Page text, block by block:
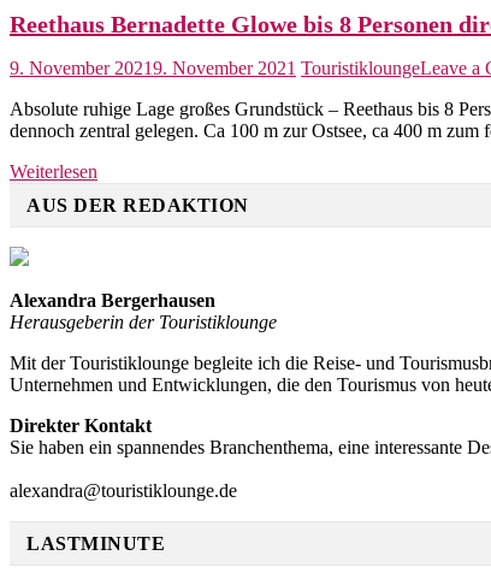
Reethaus Bernadette Glowe bis 8 Personen
9. November 20219. November 2021 TouristikloungeLeave a
Absolute ruhige Lage großes Grundstück – Reethaus bis 8
dennoch zentral gelegen. Ca 100 m zur Ostsee, ca 400 m zum
Weiterlesen
AUS DER REDAKTION
Alexandra Bergerhausen
Herausgeberin der Touristiklounge
Mit der Touristiklounge begleite ich die Reise- und
Unternehmen und Entwicklungen, die den Tourismus von
Direkter Kontakt
Sie haben ein spannendes Branchenthema, eine interessante
alexandra@touristiklounge.de
LASTMINUTE